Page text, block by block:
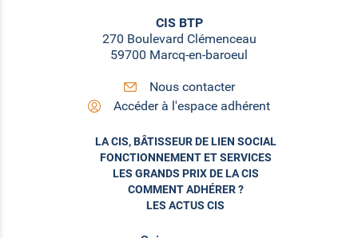
CIS BTP
270 Boulevard Clémenceau
59700 Marcq-en-baroeul
Nous contacter
Accéder à l'espace adhérent
LA CIS, BÂTISSEUR DE LIEN SOCIAL
FONCTIONNEMENT ET SERVICES
LES GRANDS PRIX DE LA CIS
COMMENT ADHÉRER ?
LES ACTUS CIS